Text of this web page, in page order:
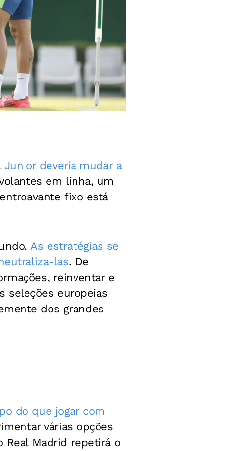
deveria mudar a
em linha, um
fixo está
As estratégias se
las. De
reinventar e
seleções europeias
dos grandes
do que jogar com
várias opções
Real Madrid repetirá o